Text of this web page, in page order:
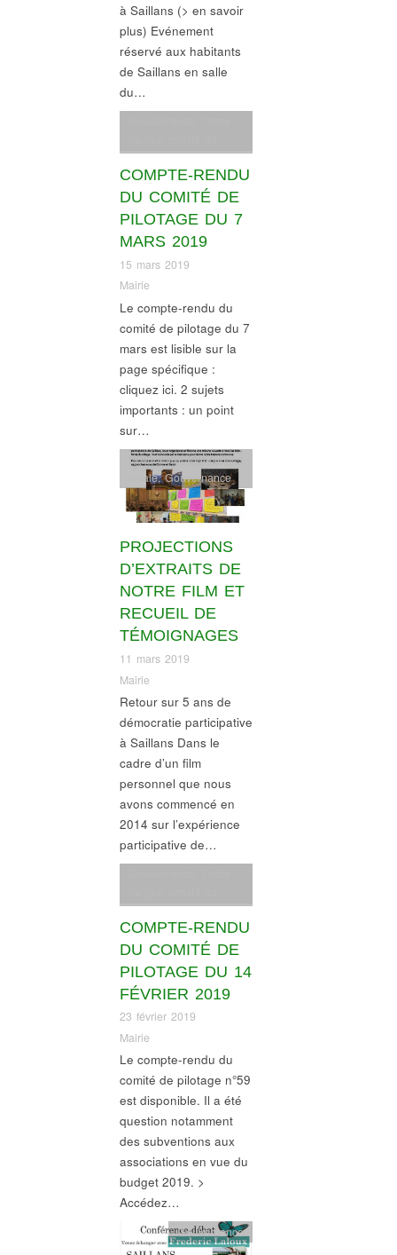
à Saillans (> en savoir
plus) Evénement
réservé aux habitants
de Saillans en salle
du…
COMPTE-RENDU
DU COMITÉ DE
PILOTAGE DU 7
MARS 2019
15 mars 2019
Mairie
pilotage
Le compte-rendu du
comité de pilotage du 7
mars est lisible sur la
page spécifique :
cliquez ici. 2 sujets
importants : un point
sur…
PROJECTIONS
D’EXTRAITS DE
NOTRE FILM ET
RECUEIL DE
TÉMOIGNAGES
11 mars 2019
Mairie
Economie-production
locale,Gouvernance
Retour sur 5 ans de
démocratie participative
à Saillans Dans le
cadre d’un film
personnel que nous
avons commencé en
2014 sur l’expérience
participative de…
COMPTE-RENDU
DU COMITÉ DE
PILOTAGE DU 14
FÉVRIER 2019
23 février 2019
Mairie
pilotage
Le compte-rendu du
comité de pilotage n°59
est disponible. Il a été
question notamment
des subventions aux
associations en vue du
budget 2019. >
Accédez…
Gouvernance